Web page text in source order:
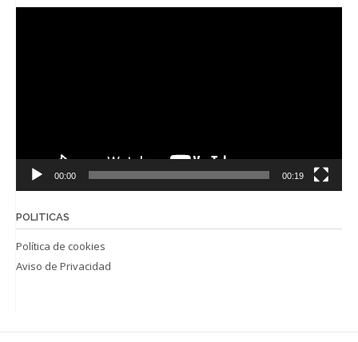
00:00 00:19
POLITICAS
Política de cookies
Aviso de Privacidad